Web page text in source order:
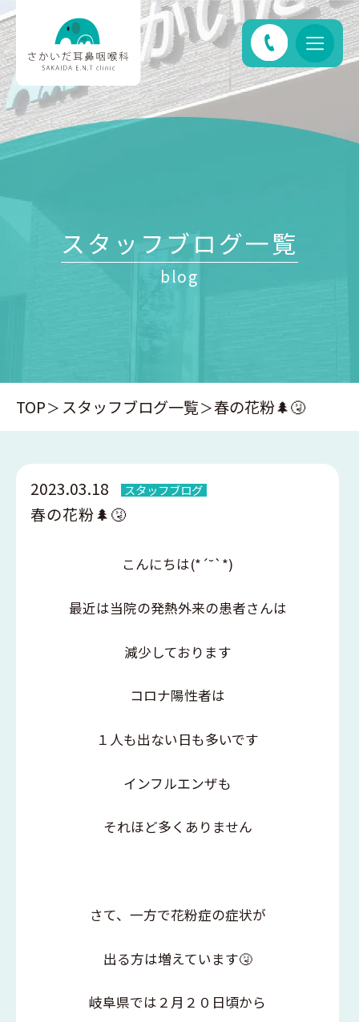
スタッフブログ一覧
blog
TOP スタッフブログ一覧 春の花粉🌲🤧
2023.03.18 スタッフブログ
春の花粉🌲🤧
こんにちは(*´˘`*)
最近は当院の発熱外来の患者さんは
減少しております
コロナ陽性者は
１人も出ない日も多いです
インフルエンザも
それほど多くありません
さて、一方で花粉症の症状が
出る方は増えています🤧
岐阜県では２月２０日頃から